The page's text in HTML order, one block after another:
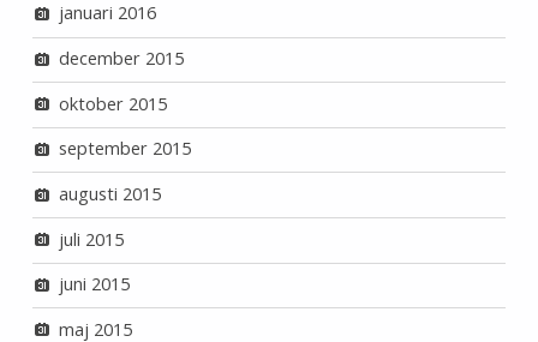
januari 2016
december 2015
oktober 2015
september 2015
augusti 2015
juli 2015
juni 2015
maj 2015